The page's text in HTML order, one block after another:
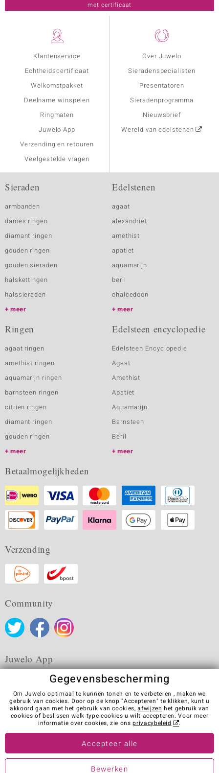
Klantenservice
Echtheidscertificaat
Welkomstpakket
Deelname winspelen
Ringmaten
Juwelo App
Verzending en retouren
Veelgestelde vragen
Over Juwelo
Sieradenspecialisten
Presentatoren
Sieradenprogramma
Nieuwsbrief
Wereld van edelstenen
met certificaat
Sieraden
armbanden
dames ringen
diamant ringen
gouden ringen
gouden sieraden
halskettingen
halssieraden
meer
Edelstenen
agaat
alexandriet
amethist
apatiet
aquamarijn
beril
chalcedoon
meer
Ringen
agaat ringen
amethist ringen
aquamarijn ringen
barnsteen ringen
citrien ringen
diamant ringen
gouden ringen
meer
Edelsteen encyclopedie
Edelsteen Encyclopedie
Agaat
Amethist
Apatiet
Aquamarijn
Barnsteen
Beril
meer
Betaalmogelijkheden
Verzending
Community
Juwelo App
Algemene verkoopvoorwaarden Privacybeleid
Cookies
Colofon
Contact
Contract herroepen
Visit our stores in other countries:
Gegevensbescherming
Om Juwelo optimaal te kunnen tonen en te verbeteren , maken we
gebruik van cookies. Door op de knop "Accepteren" te klikken, kunt u
akkoord gaan met het gebruik van cookies,afwijzen het gebruik van
cookies of beslissen welk type cookies u wilt accepteren. Voor meer
informatie over cookies, zie onsprivacybeleid .
Accepteer alle
Bewerken